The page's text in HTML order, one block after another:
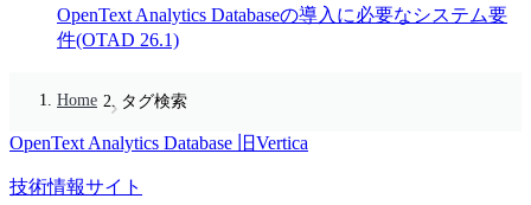
OpenText Analytics Databaseの導入に必要なシステム要
件(OTAD 26.1)
Home タグ検索
OpenText Analytics Database 旧Vertica
技術情報サイト